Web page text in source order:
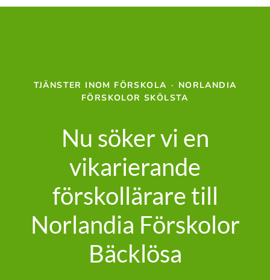
TJÄNSTER INOM FÖRSKOLA · NORLANDIA
FÖRSKOLOR SKÖLSTA
Nu söker vi en
vikarierande
förskollärare till
Norlandia Förskolor
Bäcklösa